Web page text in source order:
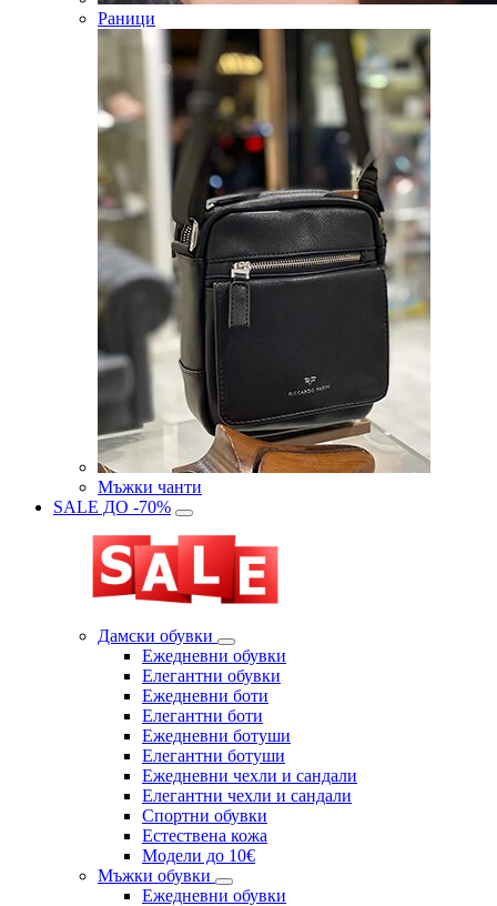
Раници
Мъжки чанти
SALE ДО -70%
Дамски обувки
Eжедневни обувки
Eлегантни обувки
Eжедневни боти
Eлегантни боти
Eжедневни ботуши
Eлегантни ботуши
Ежедневни чехли и сандали
Елегантни чехли и сандали
Спортни обувки
Естествена кожа
Модели до 10€
Мъжки обувки
Ежедневни обувки